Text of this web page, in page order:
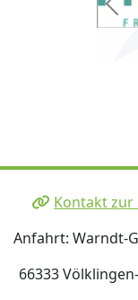
Kontakt zur
Anfahrt: Warndt-
66333